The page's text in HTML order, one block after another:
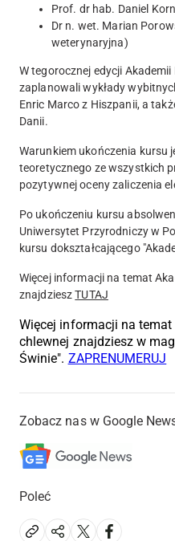
Prof. dr hab. Daniel
Dr n. wet. Marian
weterynaryjna)
W tegorocznej edycji
zaplanowali wykłady
Enric Marco z Hiszpanii, a
Danii.
Warunkiem ukończenia kursu
teoretycznego ze wszystkich
pozytywnej oceny zaliczenia
Po ukończeniu kursu
Uniwersytet Przyrodniczy w
kursu dokształcającego
Więcej informacji na temat
znajdzieszTUTAJ
Więcej informacji na
chlewnej znajdziesz w
Świnie". ZAPRENUMERUJ
Zobacz nas w Google
Poleć